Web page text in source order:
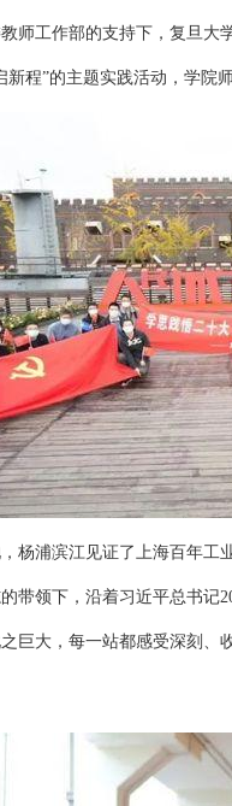
师工作部的支持下，复旦
程”的主题实践活动，学院
杨浦滨江见证了上海百年
带领下，沿着习近平总书记
巨大，每一站都感受深刻、